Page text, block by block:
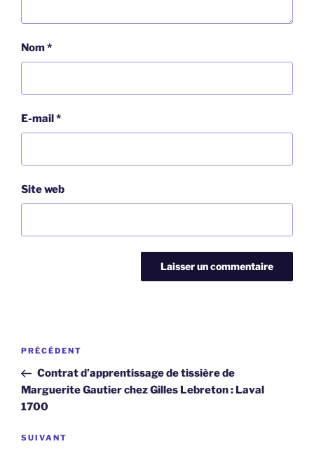
Nom*
E-mail *
Site web
Navigation
l’article
Article
précédent
PRÉCÉDENT
Contrat d’apprentissage de tissière de
Marguerite Gautier chez Gilles Lebreton : Laval
1700
Article
SUIVANT